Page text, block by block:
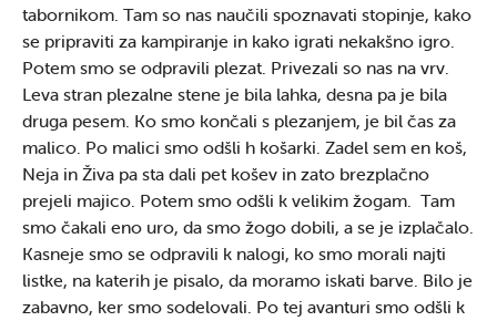
tabornikom. Tam so nas naučili spoznavati stopinje, kako
se pripraviti za kampiranje in kako igrati nekakšno igro.
Potem smo se odpravili plezat. Privezali so nas na vrv.
Leva stran plezalne stene je bila lahka, desna pa je bila
druga pesem. Ko smo končali s plezanjem, je bil čas za
malico. Po malici smo odšli h košarki. Zadel sem en koš,
Neja in Živa pa sta dali pet košev in zato brezplačno
prejeli majico. Potem smo odšli k velikim žogam. Tam
smo čakali eno uro, da smo žogo dobili, a se je izplačalo.
Kasneje smo se odpravili k nalogi, ko smo morali najti
listke, na katerih je pisalo, da moramo iskati barve. Bilo je
zabavno, ker smo sodelovali. Po tej avanturi smo odšli k